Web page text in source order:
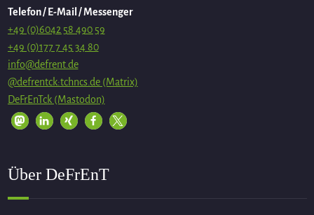
Telefon / E-Mail / Messenger
+49 (0)6042 58 490 59
+49 (0)177 7 45 34 80
info@defrent.de
@defrentck:tchncs.de (Matrix)
DeFrEnTck (Mastodon)
Über DeFrEnT